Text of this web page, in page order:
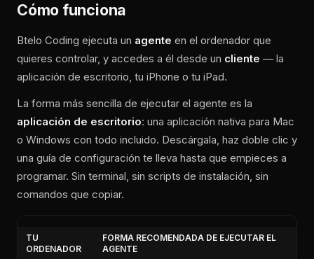
Cómo funciona
Btelo Coding ejecuta un agente en el ordenador que
quieres controlar, y accedes a él desde un cliente — la
aplicación de escritorio, tu iPhone o tu iPad.
La forma más sencilla de ejecutar el agente es la
aplicación de escritorio: una aplicación nativa para Mac
o Windows con todo incluido. Descárgala, haz doble clic y
una guía de configuración te lleva hasta que empieces a
programar. Sin terminal, sin scripts de instalación, sin
comandos que copiar.
TU
ORDENADOR
FORMA RECOMENDADA DE EJECUTAR EL
AGENTE